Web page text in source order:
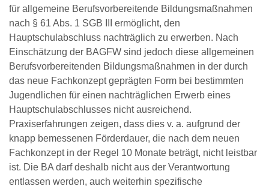
für allgemeine Berufsvorbereitende Bildungsmaßnahmen
nach § 61 Abs. 1 SGB III ermöglicht, den
Hauptschulabschluss nachträglich zu erwerben. Nach
Einschätzung der BAGFW sind jedoch diese allgemeinen
Berufsvorbereitenden Bildungsmaßnahmen in der durch
das neue Fachkonzept geprägten Form bei bestimmten
Jugendlichen für einen nachträglichen Erwerb eines
Hauptschulabschlusses nicht ausreichend.
Praxiserfahrungen zeigen, dass dies v. a. aufgrund der
knapp bemessenen Förderdauer, die nach dem neuen
Fachkonzept in der Regel 10 Monate beträgt, nicht leistbar
ist. Die BA darf deshalb nicht aus der Verantwortung
entlassen werden, auch weiterhin spezifische